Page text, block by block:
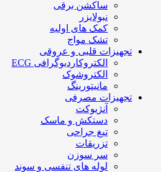
ساکشن برقی
نبولایزر
کمک های اولیه
تشک مواج
تجهیزات قلبی و عروقی
الکتروکاردیوگرافی ECG
الکتروشوک
مانیتورینگ
تجهیزات مصرفی
آنژیوکت
دستکش و ماسک
تیغ جراحی
تزریقات
سر سوزن
لوله های تنفسی و سوند